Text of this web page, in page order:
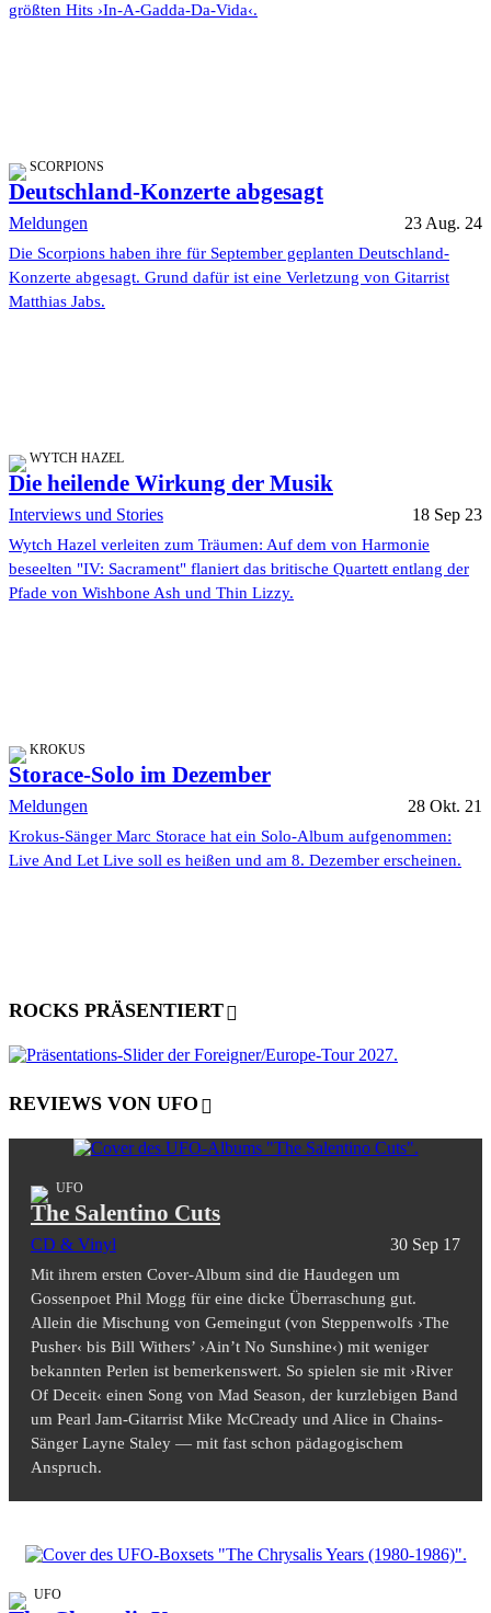
größten Hits ›In-A-Gadda-Da-Vida‹.
SCORPIONS
Deutschland-Konzerte abgesagt
Meldungen 23 Aug. 24
Die Scorpions haben ihre für September geplanten Deutschland-
Konzerte abgesagt. Grund dafür ist eine Verletzung von Gitarrist
Matthias Jabs.
WYTCH HAZEL
Die heilende Wirkung der Musik
Interviews und Stories 18 Sep 23
Wytch Hazel verleiten zum Träumen: Auf dem von Harmonie
beseelten "IV: Sacrament" flaniert das britische Quartett entlang der
Pfade von Wishbone Ash und Thin Lizzy.
KROKUS
Storace-Solo im Dezember
Meldungen 28 Okt. 21
Krokus-Sänger Marc Storace hat ein Solo-Album aufgenommen:
Live And Let Live soll es heißen und am 8. Dezember erscheinen.
ROCKS PRÄSENTIERT
REVIEWS VON UFO
UFO
The Salentino Cuts
CD & Vinyl 30 Sep 17
Mit ihrem ersten Cover-Album sind die Haudegen um
Gossenpoet Phil Mogg für eine dicke Überraschung gut.
Allein die Mischung von Gemeingut (von Steppenwolfs ›The
Pusher‹ bis Bill Withers’ ›Ain’t No Sunshine‹) mit weniger
bekannten Perlen ist bemerkenswert. So spielen sie mit ›River
Of Deceit‹ einen Song von Mad Season, der kurzlebigen Band
um Pearl Jam-Gitarrist Mike McCready und Alice in Chains-
Sänger Layne Staley — mit fast schon pädagogischem
Anspruch.
UFO